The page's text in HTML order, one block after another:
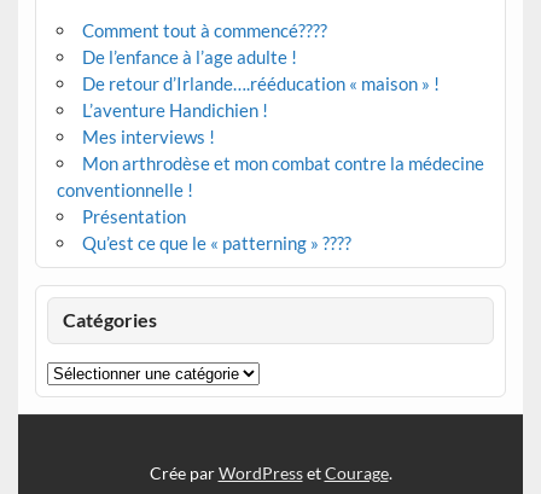
Comment tout à commencé????
De l’enfance à l’age adulte !
De retour d’Irlande….rééducation « maison » !
L’aventure Handichien !
Mes interviews !
Mon arthrodèse et mon combat contre la médecine
conventionnelle !
Présentation
Qu’est ce que le « patterning » ????
Catégories
Catégories
Crée parWordPressetCourage.